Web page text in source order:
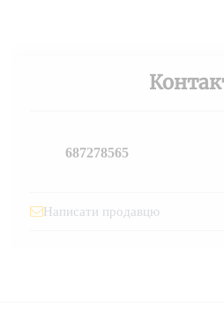
687278565
Написати продавцю